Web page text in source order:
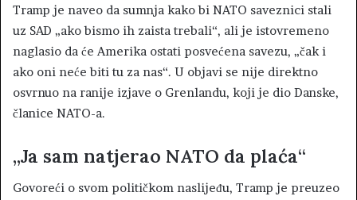
Tramp je naveo da sumnja kako bi NATO saveznici stali
uz SAD „ako bismo ih zaista trebali“, ali je istovremeno
naglasio da će Amerika ostati posvećena savezu, „čak i
ako oni neće biti tu za nas“. U objavi se nije direktno
osvrnuo na ranije izjave o Grenlandu, koji je dio Danske,
članice NATO-a.
„Ja sam natjerao NATO da plaća“
Govoreći o svom političkom naslijeđu, Tramp je preuzeo